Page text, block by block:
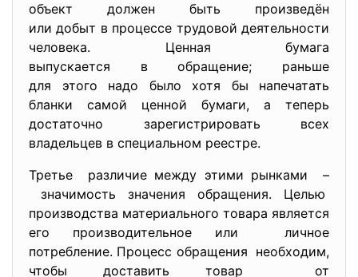
объект должен быть произведён
или добыт в процессе трудовой деятельности
человека. Ценная бумага
выпускается в обращение; раньше
для этого надо было хотя бы напечатать
бланки самой ценной бумаги, а теперь
достаточно зарегистрировать всех
владельцев в специальном реестре.
Третье различие между этими рынками –
значимость значения обращения. Целью
производства материального товара является
его производительное или личное
потребление. Процесс обращения необходим,
чтобы доставить товар от